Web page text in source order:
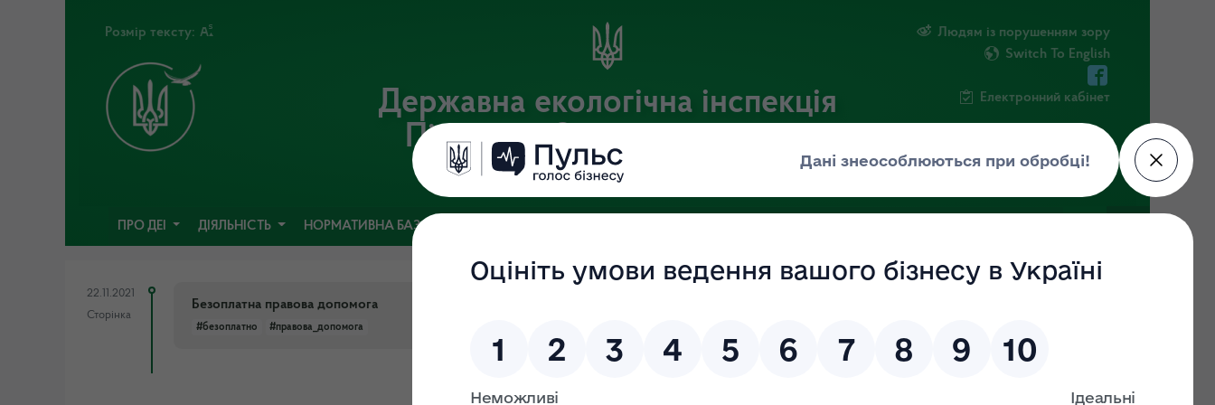
Розмір тексту:
Державна екологічна інспекція
Південно-Західного округу
Офіційний веб-портал Державної екологічної інспекції України
Людям із порушенням зору
Switch To English
Електронний кабінет
ПРО ДЕІ ДІЯЛЬНІСТЬ НОРМАТИВНА БАЗА
22.11.2021
Сторінка
Безоплатна правова допомога
#безоплатно #правова_допомога